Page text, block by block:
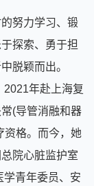
努力学习、锻
探索、勇于担
脱颖而出。
2021年赴上海复
(导管消融和器
资格。而今，她
院心脏监护室
学青年委员、安